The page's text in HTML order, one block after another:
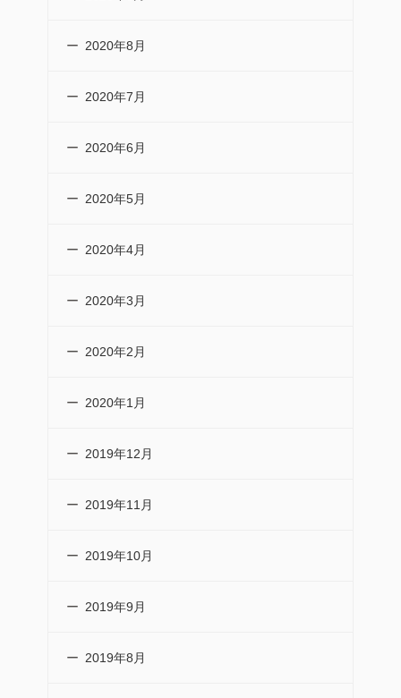
2020年8月
2020年7月
2020年6月
2020年5月
2020年4月
2020年3月
2020年2月
2020年1月
2019年12月
2019年11月
2019年10月
2019年9月
2019年8月